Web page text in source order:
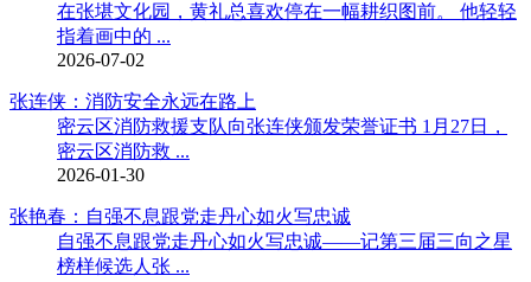
在张堪文化园，黄礼总喜欢停在一幅耕织图前。 他轻轻
指着画中的 ...
2026-07-02
张连侠：消防安全永远在路上
密云区消防救援支队向张连侠颁发荣誉证书 1月27日，
密云区消防救 ...
2026-01-30
张艳春：自强不息跟党走丹心如火写忠诚
自强不息跟党走丹心如火写忠诚——记第三届三向之星
榜样候选人张 ...